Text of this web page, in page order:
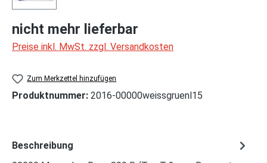
nicht mehr lieferbar
Preise inkl. MwSt. zzgl. Versandkosten
Zum Merkzettel hinzufügen
Produktnummer: 2016-00000weissgruenl15
Beschreibung